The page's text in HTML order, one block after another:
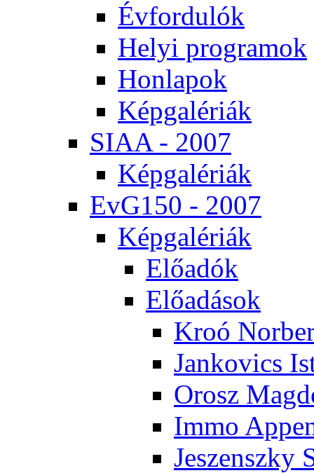
Év­for­du­lók
He­lyi prog­ra­mok
Hon­la­pok
Kép­ga­lé­ri­ák
SI­AA - 2007
Kép­ga­lé­ri­ák
EvG150 - 2007
Kép­ga­lé­ri­ák
Elő­adók
Elő­adá­sok
Kroó
Jan­ko­vics
Orosz
Im­mo
Je­szensz­ky